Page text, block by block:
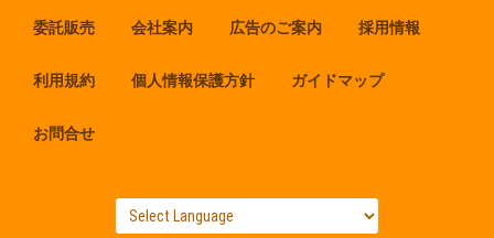
委託販売 会社案内 広告のご案内 採用情報
利用規約 個人情報保護方針 ガイドマップ
お問合せ